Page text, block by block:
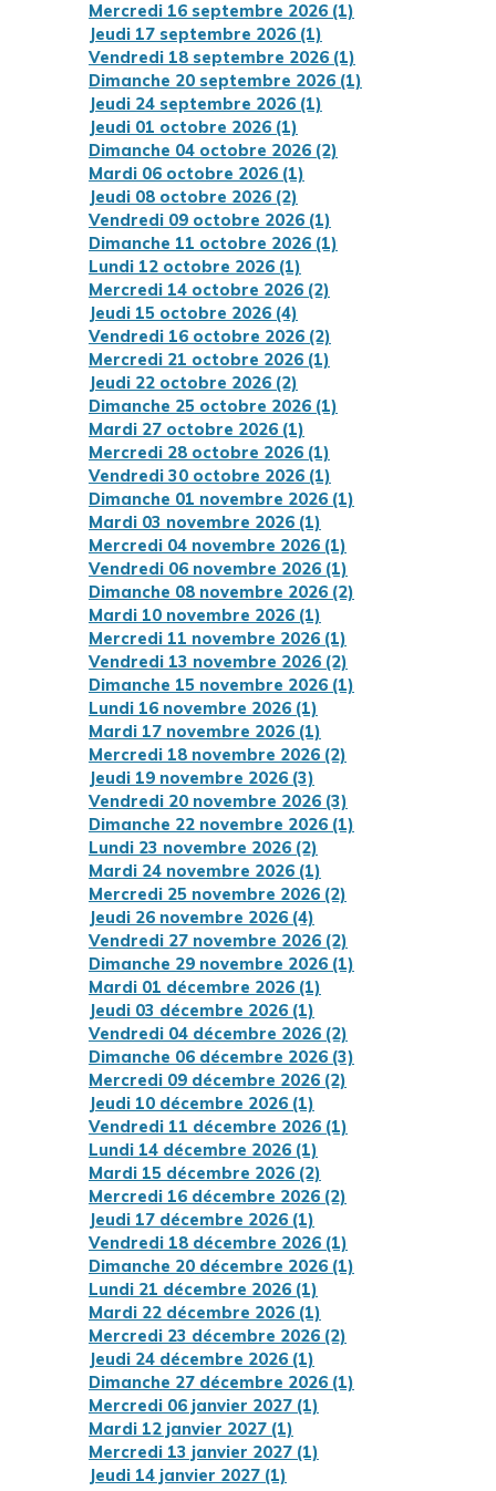
Mercredi 16 septembre 2026 (1)
Jeudi 17 septembre 2026 (1)
Vendredi 18 septembre 2026 (1)
Dimanche 20 septembre 2026 (1)
Jeudi 24 septembre 2026 (1)
Jeudi 01 octobre 2026 (1)
Dimanche 04 octobre 2026 (2)
Mardi 06 octobre 2026 (1)
Jeudi 08 octobre 2026 (2)
Vendredi 09 octobre 2026 (1)
Dimanche 11 octobre 2026 (1)
Lundi 12 octobre 2026 (1)
Mercredi 14 octobre 2026 (2)
Jeudi 15 octobre 2026 (4)
Vendredi 16 octobre 2026 (2)
Mercredi 21 octobre 2026 (1)
Jeudi 22 octobre 2026 (2)
Dimanche 25 octobre 2026 (1)
Mardi 27 octobre 2026 (1)
Mercredi 28 octobre 2026 (1)
Vendredi 30 octobre 2026 (1)
Dimanche 01 novembre 2026 (1)
Mardi 03 novembre 2026 (1)
Mercredi 04 novembre 2026 (1)
Vendredi 06 novembre 2026 (1)
Dimanche 08 novembre 2026 (2)
Mardi 10 novembre 2026 (1)
Mercredi 11 novembre 2026 (1)
Vendredi 13 novembre 2026 (2)
Dimanche 15 novembre 2026 (1)
Lundi 16 novembre 2026 (1)
Mardi 17 novembre 2026 (1)
Mercredi 18 novembre 2026 (2)
Jeudi 19 novembre 2026 (3)
Vendredi 20 novembre 2026 (3)
Dimanche 22 novembre 2026 (1)
Lundi 23 novembre 2026 (2)
Mardi 24 novembre 2026 (1)
Mercredi 25 novembre 2026 (2)
Jeudi 26 novembre 2026 (4)
Vendredi 27 novembre 2026 (2)
Dimanche 29 novembre 2026 (1)
Mardi 01 décembre 2026 (1)
Jeudi 03 décembre 2026 (1)
Vendredi 04 décembre 2026 (2)
Dimanche 06 décembre 2026 (3)
Mercredi 09 décembre 2026 (2)
Jeudi 10 décembre 2026 (1)
Vendredi 11 décembre 2026 (1)
Lundi 14 décembre 2026 (1)
Mardi 15 décembre 2026 (2)
Mercredi 16 décembre 2026 (2)
Jeudi 17 décembre 2026 (1)
Vendredi 18 décembre 2026 (1)
Dimanche 20 décembre 2026 (1)
Lundi 21 décembre 2026 (1)
Mardi 22 décembre 2026 (1)
Mercredi 23 décembre 2026 (2)
Jeudi 24 décembre 2026 (1)
Dimanche 27 décembre 2026 (1)
Mercredi 06 janvier 2027 (1)
Mardi 12 janvier 2027 (1)
Mercredi 13 janvier 2027 (1)
Jeudi 14 janvier 2027 (1)